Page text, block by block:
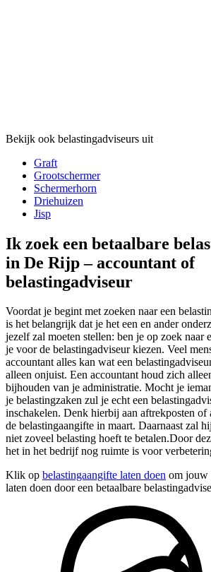
Bekijk ook belastingadviseurs uit
Graft
Grootschermer
Schermerhorn
Driehuizen
Jisp
Ik zoek een betaalbare
in De Rijp – accountant of
belastingadviseur
Voordat je begint met zoeken naar een
is het belangrijk dat je het een en ander
jezelf zal moeten stellen: ben je op zoek naar
je voor de belastingadviseur kiezen. Veel
accountant alles kan wat een
alleen onjuist. Een accountant houd zich
bijhouden van je administratie. Mocht je
je belastingzaken zul je echt een
inschakelen. Denk hierbij aan aftrekposten of
de belastingaangifte in maart. Daarnaast zal
niet zoveel belasting hoeft te betalen.Door
het in het bedrijf nog ruimte is voor
Klik op belastingaangifte laten doen om jouw
laten doen door een betaalbare